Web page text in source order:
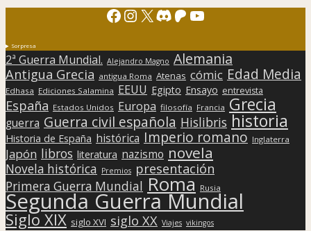
Facebook
Instagram
X Discord
Patreon
YouTube
Sorpresa
2ª Guerra Mundial. Alejandro Magno Alemania
Antigua Grecia antigua Roma Atenas cómic Edad Media
Edhasa Ediciones Salamina EEUU Egipto Ensayo entrevista
España Estados Unidos Europa filosofía Francia Grecia
guerra Guerra civil española Hislibris historia
Historia de España histórica Imperio romano Inglaterra
Japón libros literatura nazismo novela
Novela histórica Premios presentación
Primera Guerra Mundial Roma Rusia
Segunda Guerra Mundial
Siglo XIX siglo XVI siglo XX Viajes vikingos